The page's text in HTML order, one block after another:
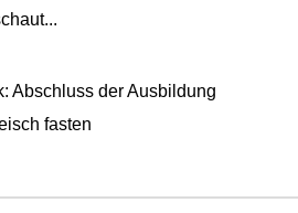
Abschluss der Ausbildung
fasten